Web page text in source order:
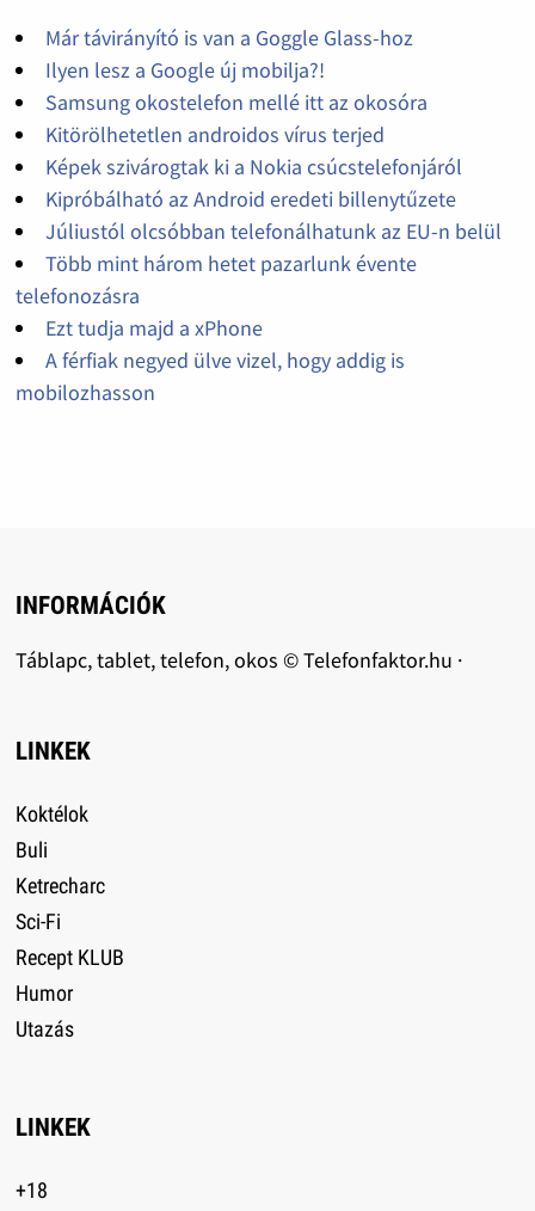
Már távirányító is van a Goggle Glass-hoz
Ilyen lesz a Google új mobilja?!
Samsung okostelefon mellé itt az okosóra
Kitörölhetetlen androidos vírus terjed
Képek szivárogtak ki a Nokia csúcstelefonjáról
Kipróbálható az Android eredeti billenytűzete
Júliustól olcsóbban telefonálhatunk az EU-n belül
Több mint három hetet pazarlunk évente
telefonozásra
Ezt tudja majd a xPhone
A férfiak negyed ülve vizel, hogy addig is
mobilozhasson
INFORMÁCIÓK
Táblapc, tablet, telefon, okos © Telefonfaktor.hu ·
LINKEK
Koktélok
Buli
Ketrecharc
Sci-Fi
Recept KLUB
Humor
Utazás
LINKEK
+18